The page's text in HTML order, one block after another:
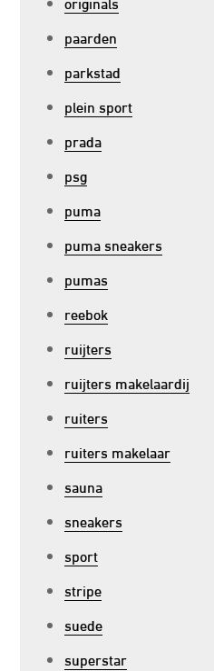
paarden
parkstad
plein sport
prada
psg
puma
puma sneakers
pumas
reebok
ruijters
ruijters makelaardij
ruiters
ruiters makelaar
sauna
sneakers
sport
stripe
suede
superstar